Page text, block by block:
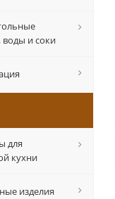
воды и соки
для
кухни
изделия